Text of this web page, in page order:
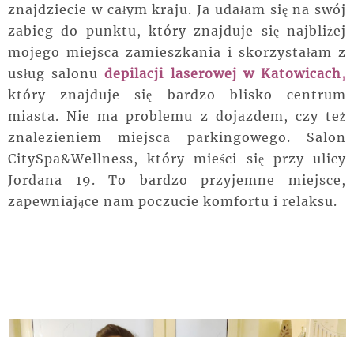
znajdziecie w całym kraju. Ja udałam się na swój
zabieg do punktu, który znajduje się najbliżej
mojego miejsca zamieszkania i skorzystałam z
usług salonudepilacji laserowej w Katowicach,
który znajduje się bardzo blisko centrum
miasta. Nie ma problemu z dojazdem, czy też
znalezieniem miejsca parkingowego. Salon
CitySpa&Wellness, który mieści się przy ulicy
Jordana 19. To bardzo przyjemne miejsce,
zapewniające nam poczucie komfortu i relaksu.